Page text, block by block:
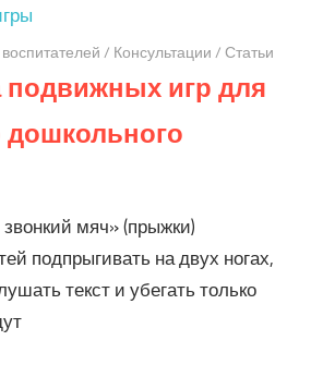
/ Консультации/Статьи
подвижных игр для
мяч» (прыжки)
подпрыгивать на двух ногах,
текст и убегать только